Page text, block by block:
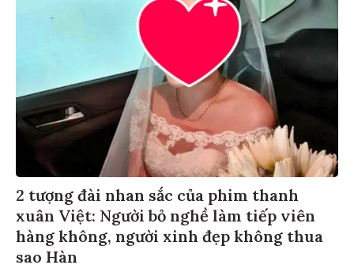
2 tượng đài nhan sắc của phim thanh
xuân Việt: Người bỏ nghề làm tiếp viên
hàng không, người xinh đẹp không thua
sao Hàn